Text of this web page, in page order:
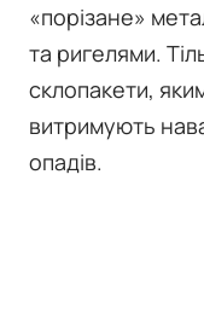
«порізане»
та ригелями.
склопакети,
витримують
опадів.